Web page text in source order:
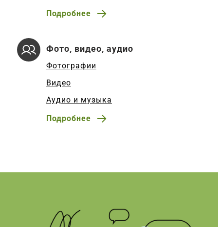
Подробнее
Фото, видео, аудио
Фотографии
Видео
Аудио и музыка
Подробнее